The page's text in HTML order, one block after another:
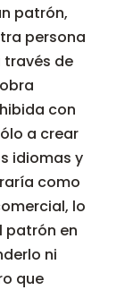
patrón,
persona
de
con
a crear
idiomas y
como
lo
patrón en
ni
que